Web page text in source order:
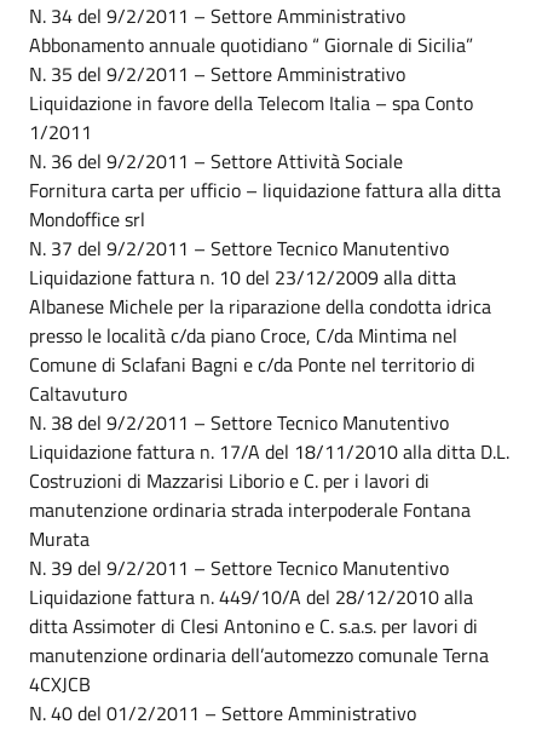
N. 34 del 9/2/2011 – Settore Amministrativo
Abbonamento annuale quotidiano “ Giornale di Sicilia”
N. 35 del 9/2/2011 – Settore Amministrativo
Liquidazione in favore della Telecom Italia – spa Conto
1/2011
N. 36 del 9/2/2011 – Settore Attività Sociale
Fornitura carta per ufficio – liquidazione fattura alla ditta
Mondoffice srl
N. 37 del 9/2/2011 – Settore Tecnico Manutentivo
Liquidazione fattura n. 10 del 23/12/2009 alla ditta
Albanese Michele per la riparazione della condotta idrica
presso le località c/da piano Croce, C/da Mintima nel
Comune di Sclafani Bagni e c/da Ponte nel territorio di
Caltavuturo
N. 38 del 9/2/2011 – Settore Tecnico Manutentivo
Liquidazione fattura n. 17/A del 18/11/2010 alla ditta D.L.
Costruzioni di Mazzarisi Liborio e C. per i lavori di
manutenzione ordinaria strada interpoderale Fontana
Murata
N. 39 del 9/2/2011 – Settore Tecnico Manutentivo
Liquidazione fattura n. 449/10/A del 28/12/2010 alla
ditta Assimoter di Clesi Antonino e C. s.a.s. per lavori di
manutenzione ordinaria dell’automezzo comunale Terna
4CXJCB
N. 40 del 01/2/2011 – Settore Amministrativo